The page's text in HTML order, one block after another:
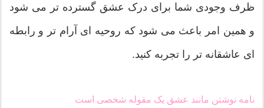
ظرف وجودی شما برای درک عشق گسترده تر می شود
و همین امر باعث می شود که روحیه ای آرام تر و رابطه
ای عاشقانه تر را تجربه کنید.
نامه نوشتن مانند عشق یک مقوله شخصی است